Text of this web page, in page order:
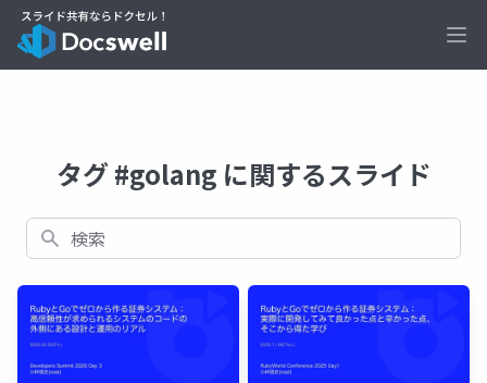
タグ #golang に関するスライド
検索